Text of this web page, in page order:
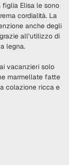
figlia Elisa le sono
cordialità. La
anche degli
all’utilizzo di
legna.
vacanzieri solo
marmellate fatte
colazione ricca e